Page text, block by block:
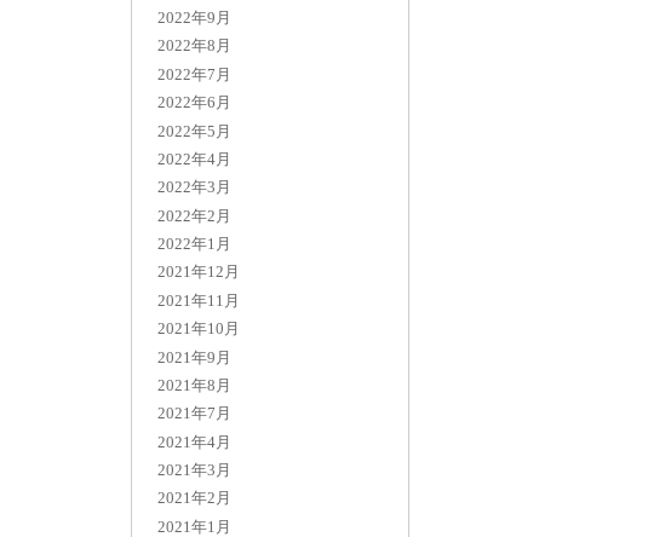
2022年9月
2022年8月
2022年7月
2022年6月
2022年5月
2022年4月
2022年3月
2022年2月
2022年1月
2021年12月
2021年11月
2021年10月
2021年9月
2021年8月
2021年7月
2021年4月
2021年3月
2021年2月
2021年1月